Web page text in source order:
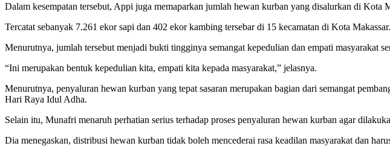
Dalam kesempatan tersebut, Appi juga memaparkan jumlah hewan kurban yang disalurkan di Kota
Tercatat sebanyak 7.261 ekor sapi dan 402 ekor kambing tersebar di 15 kecamatan di Kota Makassar.
Menurutnya, jumlah tersebut menjadi bukti tingginya semangat kepedulian dan empati masyarakat
“Ini merupakan bentuk kepedulian kita, empati kita kepada masyarakat,” jelasnya.
Menurutnya, penyaluran hewan kurban yang tepat sasaran merupakan bagian dari semangat
Hari Raya Idul Adha.
Selain itu, Munafri menaruh perhatian serius terhadap proses penyaluran hewan kurban agar
Dia menegaskan, distribusi hewan kurban tidak boleh mencederai rasa keadilan masyarakat dan